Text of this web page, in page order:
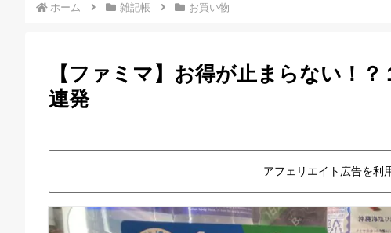
ホーム 雑記帳 お買い物
【ファミマ】お得が止まらない！
連発
アフェリエイト広告を利